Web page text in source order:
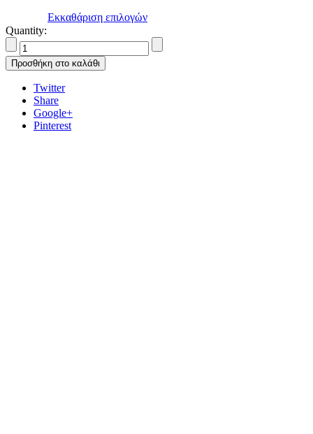
Εκκαθάριση επιλογών
Quantity:
Προσθήκη στο καλάθι
Twitter
Share
Google+
Pinterest